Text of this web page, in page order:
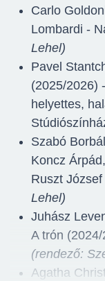
Carlo
Lombardi -
Lehel)
Pavel
(2025/2026)
helyettes,
Szabó
Koncz
Ruszt
Lehel)
Juhász
A trón
(rendező:
Agatha